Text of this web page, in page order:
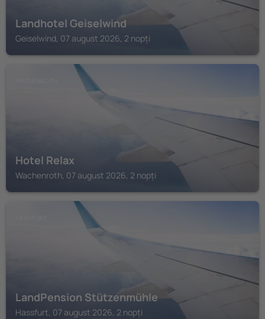
Landhotel Geiselwind
Geiselwind, 07 august 2026, 2 nopți
Hotel Relax
Wachenroth, 07 august 2026, 2 nopți
LandPension Stützenmühle
Hassfurt, 07 august 2026, 2 nopți